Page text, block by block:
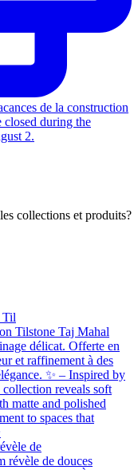
collections et produits?
Til
de